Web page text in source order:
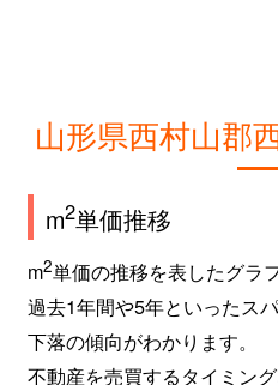
山形県西村山郡
m2単価推移
m2単価の推移を表したグラ
過去1年間や5年といったス
下落の傾向がわかります。
不動産を売買するタイミン